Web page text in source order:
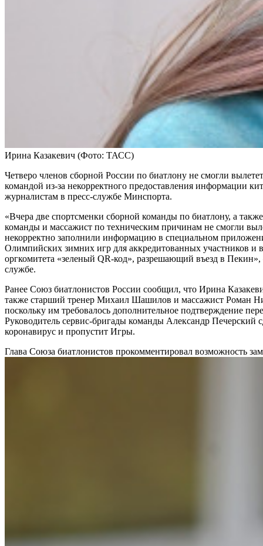
Ирина Казакевич (Фото: ТАСС)
Четверо членов сборной России по биатлону не смогли
командой из-за некорректного предоставления информации
журналистам в пресс-службе Минспорта.
«Вчера две спортсменки сборной команды по биатлону, а
команды и массажист по техническим причинам не смогли
некорректно заполнили информацию в специальном
Олимпийских зимних игр для аккредитованных участников и в
оргкомитета «зеленый QR-код», разрешающий въезд в
службе.
Ранее Союз биатлонистов России сообщил, что Ирина
также старший тренер Михаил Шашилов и массажист Роман
поскольку им требовалось дополнительное подтверждение
Руководитель сервис-бригады команды Александр Печерский
коронавирус и пропустит Игры.
Глава Союза биатлонистов прокомментировал возможность